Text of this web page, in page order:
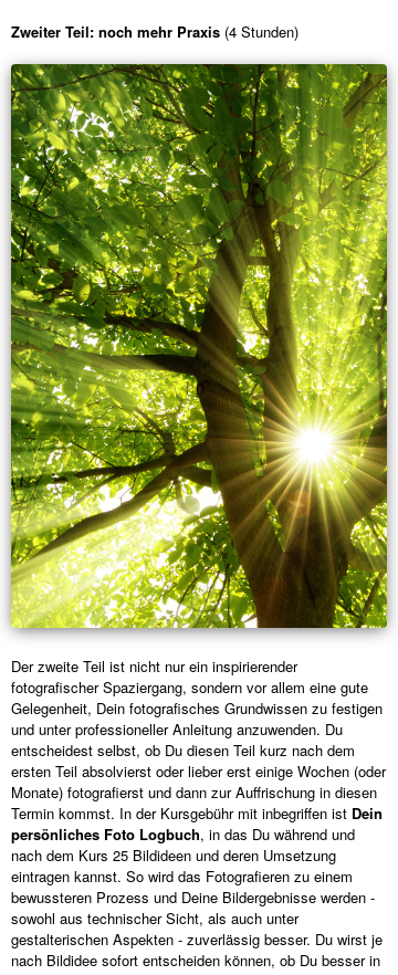
Zweiter Teil: noch mehr Praxis (4 Stunden)
Der zweite Teil ist nicht nur ein inspirierender
fotografischer Spaziergang, sondern vor allem eine gute
Gelegenheit, Dein fotografisches Grundwissen zu festigen
und unter professioneller Anleitung anzuwenden. Du
entscheidest selbst, ob Du diesen Teil kurz nach dem
ersten Teil absolvierst oder lieber erst einige Wochen (oder
Monate) fotografierst und dann zur Auffrischung in diesen
Termin kommst. In der Kursgebühr mit inbegriffen ist Dein
persönliches Foto Logbuch, in das Du während und
nach dem Kurs 25 Bildideen und deren Umsetzung
eintragen kannst. So wird das Fotografieren zu einem
bewussteren Prozess und Deine Bildergebnisse werden -
sowohl aus technischer Sicht, als auch unter
gestalterischen Aspekten - zuverlässig besser. Du wirst je
nach Bildidee sofort entscheiden können, ob Du besser in